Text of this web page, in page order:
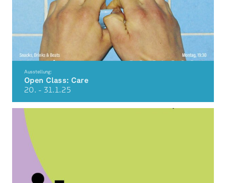
Ausstellung:
Open Class: Care
20. - 31.1.25